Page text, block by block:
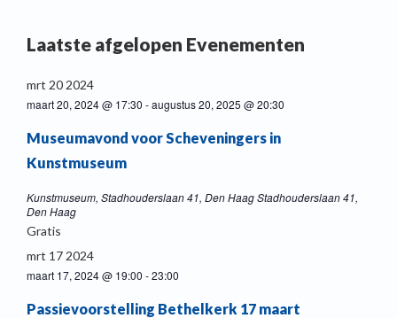
Laatste afgelopen Evenementen
mrt 20 2024
maart 20, 2024 @ 17:30 -augustus 20, 2025 @ 20:30
Museumavond voor Scheveningers in
Kunstmuseum
Kunstmuseum, Stadhouderslaan 41, Den HaagStadhouderslaan 41,
Den Haag
Gratis
mrt 17 2024
maart 17, 2024 @ 19:00 -23:00
Passievoorstelling Bethelkerk 17 maart